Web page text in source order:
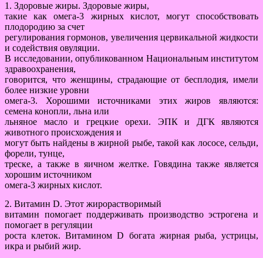
1. Здоровые жиры. Здоровые жиры,
такие как омега-3 жирных кислот, могут способствовать
плодородию за счет
регулирования гормонов, увеличения цервикальной жидкости
и содействия овуляции.
В исследовании, опубликованном Национальным институтом
здравоохранения,
говорится, что женщины, страдающие от бесплодия, имели
более низкие уровни
омега-3. Хорошими источниками этих жиров являются:
семена конопли, льна или
льняное масло и грецкие орехи. ЭПК и ДГК являются
животного происхождения и
могут быть найдены в жирной рыбе, такой как лососе, сельди,
форели, тунце,
треске, а также в яичном желтке. Говядина также является
хорошим источником
омега-3 жирных кислот.
2. Витамин D. Этот жирорастворимый
витамин помогает поддерживать производство эстрогена и
помогает в регуляции
роста клеток. Витамином D богата жирная рыба, устрицы,
икра и рыбий жир.